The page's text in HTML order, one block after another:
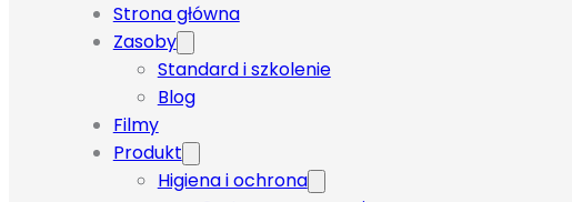
Strona główna
Zasoby
Standard i szkolenie
Blog
Filmy
Produkt
Higiena i ochrona